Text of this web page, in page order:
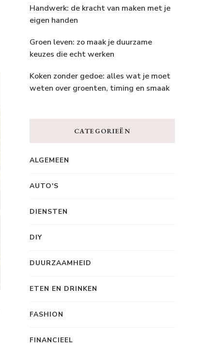
Handwerk: de kracht van maken met je
eigen handen
Groen leven: zo maak je duurzame
keuzes die echt werken
Koken zonder gedoe: alles wat je moet
weten over groenten, timing en smaak
CATEGORIEËN
ALGEMEEN
AUTO'S
DIENSTEN
DIY
DUURZAAMHEID
ETEN EN DRINKEN
FASHION
FINANCIEEL